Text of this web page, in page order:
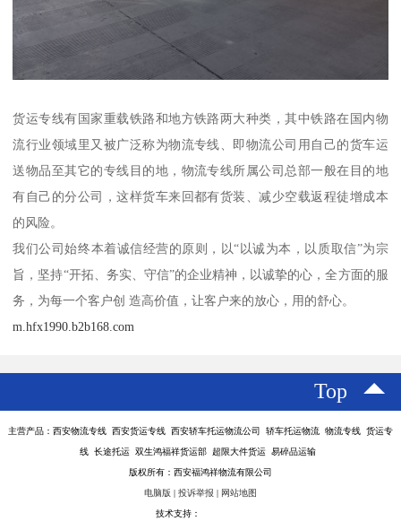
货运专线有国家重载铁路和地方铁路两大种类，其中铁路在国内物
流行业领域里又被广泛称为物流专线、即物流公司用自己的货车运
送物品至其它的专线目的地，物流专线所属公司总部一般在目的地
有自己的分公司，这样货车来回都有货装、减少空载返程徒增成本
的风险。
我们公司始终本着诚信经营的原则，以“以诚为本，以质取信”为宗
旨，坚持“开拓、务实、守信”的企业精神，以诚挚的心，全方面的服
务，为每一个客户创 造高价值，让客户来的放心，用的舒心。
m.hfx1990.b2b168.com
Top
主营产品：西安物流专线 西安货运专线 西安轿车托运物流公司 轿车托运物流 物流专线 货运专
线 长途托运 双生鸿福祥货运部 超限大件货运 易碎品运输
版权所有：西安福鸿祥物流有限公司
电脑版 | 投诉举报 | 网站地图
技术支持：